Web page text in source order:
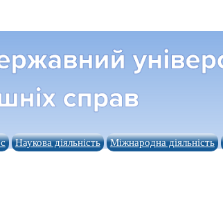
Наукова діяльність Міжнародна діяльність